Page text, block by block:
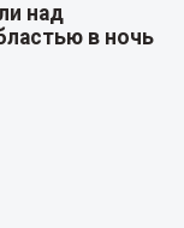
над
в ночь